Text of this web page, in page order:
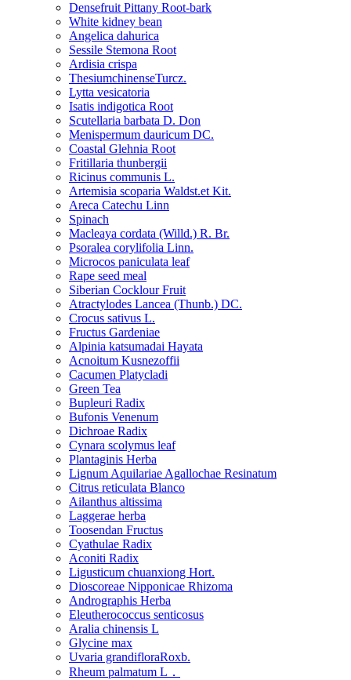
Densefruit Pittany Root-bark
White kidney bean
Angelica dahurica
Sessile Stemona Root
Ardisia crispa
ThesiumchinenseTurcz.
Lytta vesicatoria
Isatis indigotica Root
Scutellaria barbata D. Don
Menispermum dauricum DC.
Coastal Glehnia Root
Fritillaria thunbergii
Ricinus communis L.
Artemisia scoparia Waldst.et Kit.
Areca Catechu Linn
Spinach
Macleaya cordata (Willd.) R. Br.
Psoralea corylifolia Linn.
Microcos paniculata leaf
Rape seed meal
Siberian Cocklour Fruit
Atractylodes Lancea (Thunb.) DC.
Crocus sativus L.
Fructus Gardeniae
Alpinia katsumadai Hayata
Acnoitum Kusnezoffii
Cacumen Platycladi
Green Tea
Bupleuri Radix
Bufonis Venenum
Dichroae Radix
Cynara scolymus leaf
Plantaginis Herba
Lignum Aquilariae Agallochae Resinatum
Citrus reticulata Blanco
Ailanthus altissima
Laggerae herba
Toosendan Fructus
Cyathulae Radix
Aconiti Radix
Ligusticum chuanxiong Hort.
Dioscoreae Nipponicae Rhizoma
Andrographis Herba
Eleutherococcus senticosus
Aralia chinensis L
Glycine max
Uvaria grandifloraRoxb.
Rheum palmatum L．